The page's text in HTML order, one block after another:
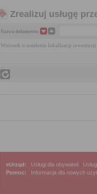
Zrealizuj usługę
Nazwa dokumentu
Wniosek o ustalenie lokalizacji
eUrząd: Usługi dla obywateli
Pomoc:
Informacja dla nowych